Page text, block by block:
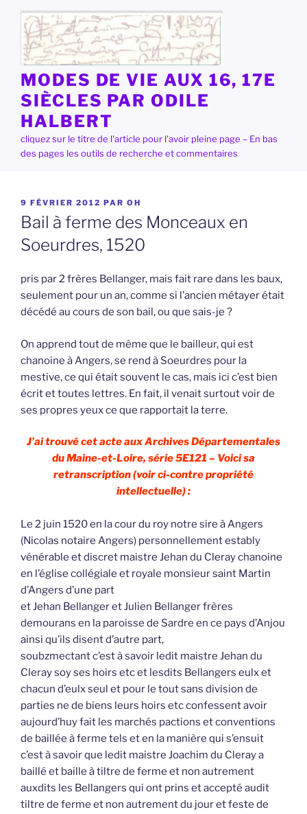
contenu
principal
MODES DE VIE AUX 16, 17E
SIÈCLES PAR ODILE
HALBERT
cliquez sur le titre de l'article pour l'avoir pleine page – En bas
des pages les outils de recherche et commentaires
PUBLIÉ
LE
9 FÉVRIER 2012 PAR OH
Bail à ferme des Monceaux en
Soeurdres, 1520
pris par 2 frères Bellanger, mais fait rare dans les baux,
seulement pour un an, comme si l’ancien métayer était
décédé au cours de son bail, ou que sais-je ?
On apprend tout de même que le bailleur, qui est
chanoine à Angers, se rend à Soeurdres pour la
mestive, ce qui était souvent le cas, mais ici c’est bien
écrit et toutes lettres. En fait, il venait surtout voir de
ses propres yeux ce que rapportait la terre.
J’ai trouvé cet acte aux Archives Départementales
du Maine-et-Loire, série 5E121 – Voici sa
retranscription (voir ci-contre propriété
intellectuelle) :
Le 2 juin 1520 en la cour du roy notre sire à Angers
(Nicolas notaire Angers) personnellement estably
vénérable et discret maistre Jehan du Cleray chanoine
en l’église collégiale et royale monsieur saint Martin
d’Angers d’une part
et Jehan Bellanger et Julien Bellanger frères
demourans en la paroisse de Sardre en ce pays d’Anjou
ainsi qu’ils disent d’autre part,
soubzmectant c’est à savoir ledit maistre Jehan du
Cleray soy ses hoirs etc et lesdits Bellangers eulx et
chacun d’eulx seul et pour le tout sans division de
parties ne de biens leurs hoirs etc confessent avoir
aujourd’huy fait les marchés pactions et conventions
de baillée à ferme tels et en la manière qui s’ensuit
c’est à savoir que ledit maistre Joachim du Cleray a
baillé et baille à tiltre de ferme et non autrement
auxdits les Bellangers qui ont prins et accepté audit
tiltre de ferme et non autrement du jour et feste de